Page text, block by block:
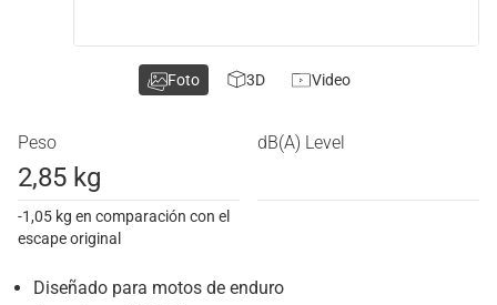
Peso
2,85 kg
-1,05 kg en comparación con el
escape original
dB(A) Level
Diseñado para motos de enduro
Foto 3D Video